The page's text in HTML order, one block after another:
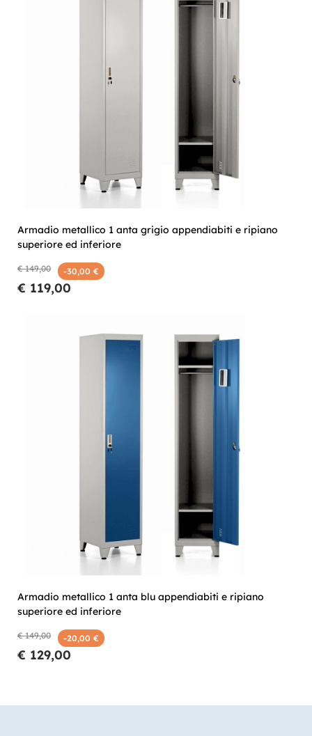
Armadio metallico 1 anta grigio appendiabiti e ripiano
superiore ed inferiore
€ 149,00 -30,00 €
€ 119,00
Armadio metallico 1 anta blu appendiabiti e ripiano
superiore ed inferiore
€ 149,00 -20,00 €
€ 129,00